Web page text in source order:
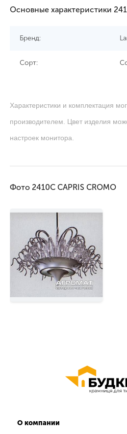
Основные характеристики
Бренд:
Сорт:
Характеристики и комплектация
производителем. Цвет изделия
настроек монитора.
Фото 2410C CAPRIS CROMO
О компании